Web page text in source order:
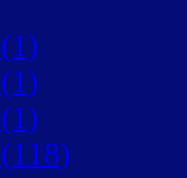
(1)
(1)
(1)
(118)